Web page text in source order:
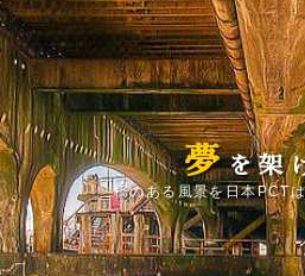
夢 を 架
橋のある風景を日本PCT